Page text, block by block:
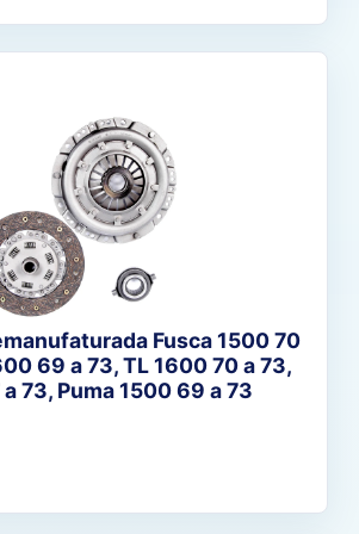
Fusca 1500 70
69 a 73, TL 1600 70 a 73,
73, Puma 1500 69 a 73